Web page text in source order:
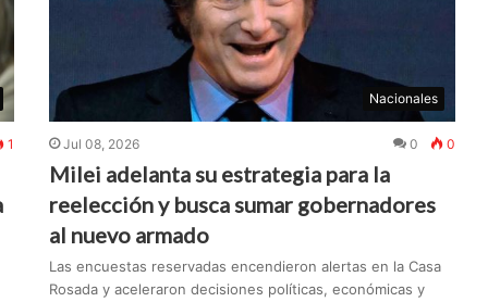
1
Nacionales
Jul 08, 2026 0 0
Milei adelanta su estrategia para la
reelección y busca sumar gobernadores
al nuevo armado
Las encuestas reservadas encendieron alertas en la Casa
Rosada y aceleraron decisiones políticas, económicas y